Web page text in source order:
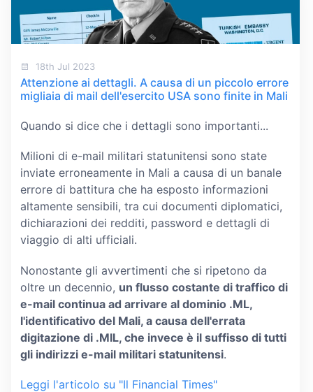
18th Jul 2023
Attenzione ai dettagli. A causa di un piccolo errore
migliaia di mail dell'esercito USA sono finite in Mali
Quando si dice che i dettagli sono importanti...
Milioni di e-mail militari statunitensi sono state
inviate erroneamente in Mali a causa di un banale
errore di battitura che ha esposto informazioni
altamente sensibili, tra cui documenti diplomatici,
dichiarazioni dei redditi, password e dettagli di
viaggio di alti ufficiali.
Nonostante gli avvertimenti che si ripetono da
oltre un decennio, un flusso costante di traffico di
e-mail continua ad arrivare al dominio .ML,
l'identificativo del Mali, a causa dell'errata
digitazione di .MIL, che invece è il suffisso di tutti
gli indirizzi e-mail militari statunitensi.
Leggi l'articolo su "Il Financial Times"